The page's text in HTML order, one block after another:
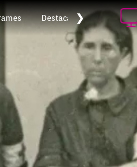
Destacat Arxiu
❯